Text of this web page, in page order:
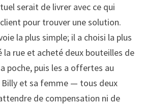
serait de livrer avec ce qui
pour trouver une solution.
la plus simple; il a choisi la plus
la rue et acheté deux bouteilles de
poche, puis les a offertes au
et sa femme — tous deux
de compensation ni de